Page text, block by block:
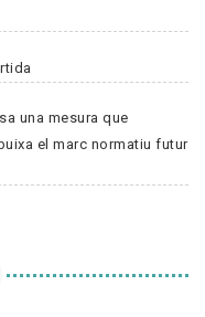
una mesura que
el marc normatiu futur